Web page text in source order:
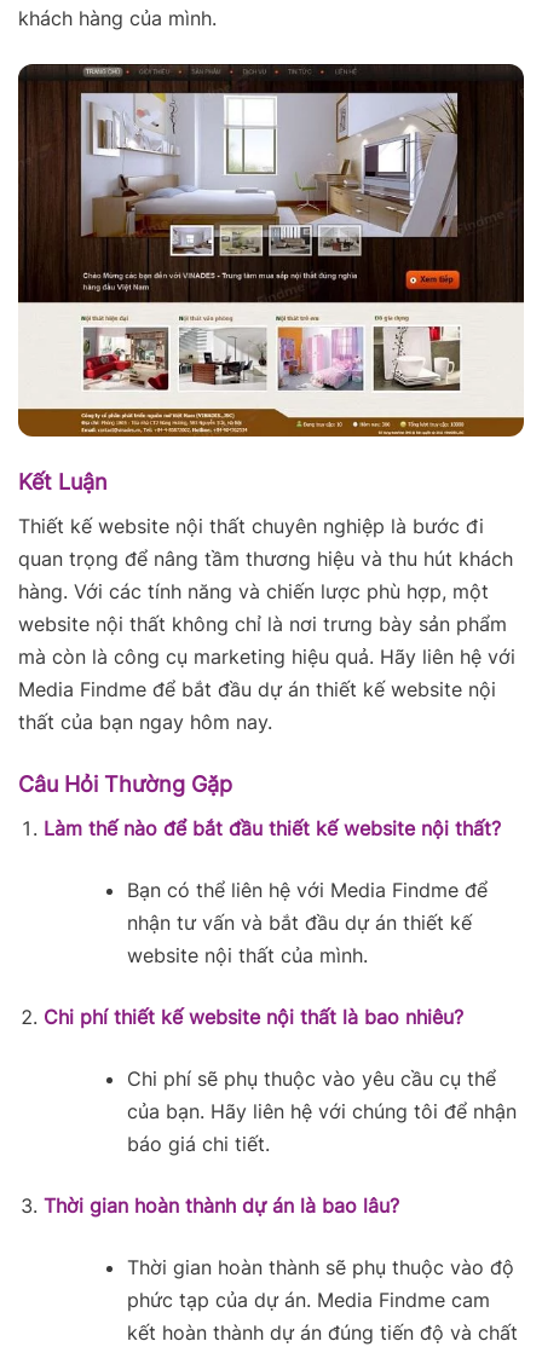
khách hàng của mình.
Kết Luận
Thiết kế website nội thất chuyên nghiệp là bước đi
quan trọng để nâng tầm thương hiệu và thu hút khách
hàng. Với các tính năng và chiến lược phù hợp, một
website nội thất không chỉ là nơi trưng bày sản phẩm
mà còn là công cụ marketing hiệu quả. Hãy liên hệ với
Media Findme để bắt đầu dự án thiết kế website nội
thất của bạn ngay hôm nay.
Câu Hỏi Thường Gặp
Làm thế nào để bắt đầu thiết kế website nội thất?
Bạn có thể liên hệ với Media Findme để
nhận tư vấn và bắt đầu dự án thiết kế
website nội thất của mình.
Chi phí thiết kế website nội thất là bao nhiêu?
Chi phí sẽ phụ thuộc vào yêu cầu cụ thể
của bạn. Hãy liên hệ với chúng tôi để nhận
báo giá chi tiết.
Thời gian hoàn thành dự án là bao lâu?
Thời gian hoàn thành sẽ phụ thuộc vào độ
phức tạp của dự án. Media Findme cam
kết hoàn thành dự án đúng tiến độ và chất